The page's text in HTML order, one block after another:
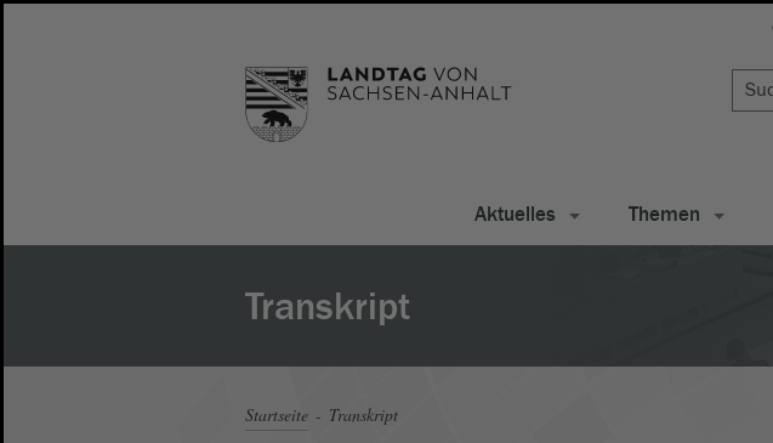
Aktuelles Themen
Transkript
Startseite Transkript